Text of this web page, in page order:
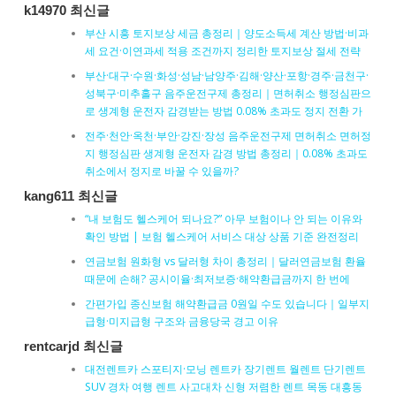
k14970 최신글
부산 시흥 토지보상 세금 총정리｜양도소득세 계산 방법·비과
세 요건·이연과세 적용 조건까지 정리한 토지보상 절세 전략
부산·대구·수원·화성·성남·남양주·김해·양산·포항·경주·금천구·
성북구·미추홀구 음주운전구제 총정리｜면허취소 행정심판으
로 생계형 운전자 감경받는 방법 0.08% 초과도 정지 전환 가
전주·천안·옥천·부안·강진·장성 음주운전구제 면허취소 면허정
지 행정심판 생계형 운전자 감경 방법 총정리｜0.08% 초과도
취소에서 정지로 바꿀 수 있을까?
kang611 최신글
“내 보험도 헬스케어 되나요?” 아무 보험이나 안 되는 이유와
확인 방법 | 보험 헬스케어 서비스 대상 상품 기준 완전정리
연금보험 원화형 vs 달러형 차이 총정리｜달러연금보험 환율
때문에 손해? 공시이율·최저보증·해약환급금까지 한 번에
간편가입 종신보험 해약환급금 0원일 수도 있습니다｜일부지
급형·미지급형 구조와 금융당국 경고 이유
rentcarjd 최신글
대전렌트카 스포티지·모닝 렌트카 장기렌트 월렌트 단기렌트
SUV 경차 여행 렌트 사고대차 신형 저렴한 렌트 목동 대흥동